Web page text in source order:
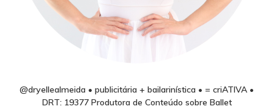
@dryellealmeida • publicitária + bailarinística • = criATIVA •
DRT: 19377 Produtora de Conteúdo sobre Ballet